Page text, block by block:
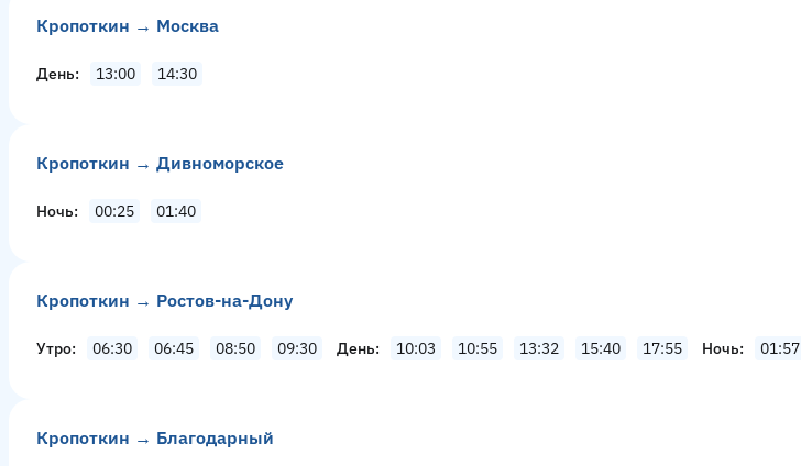
Кропоткин → Москва
День 13:00 14:30
Кропоткин → Дивноморское
Ночь 00:25 01:40
Кропоткин → Ростов-на-Дону
Утро 06:30 06:45 08:50 09:30 День 10:03 10:55 13:32 15:40 17:55 Ночь 01:57
Кропоткин → Благодарный